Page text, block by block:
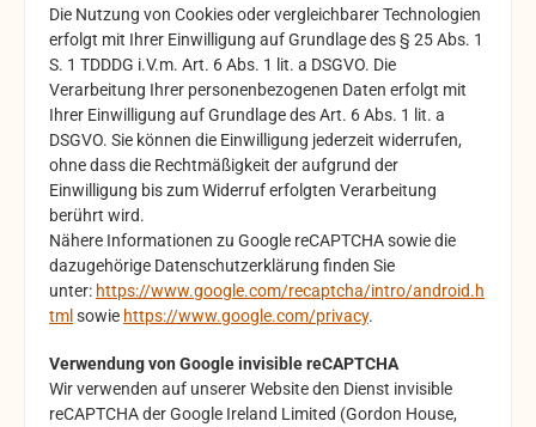
Die Nutzung von Cookies oder vergleichbarer Technologien
erfolgt mit Ihrer Einwilligung auf Grundlage des § 25 Abs. 1
S. 1 TDDDG i.V.m. Art. 6 Abs. 1 lit. a DSGVO. Die
Verarbeitung Ihrer personenbezogenen Daten erfolgt mit
Ihrer Einwilligung auf Grundlage des Art. 6 Abs. 1 lit. a
DSGVO. Sie können die Einwilligung jederzeit widerrufen,
ohne dass die Rechtmäßigkeit der aufgrund der
Einwilligung bis zum Widerruf erfolgten Verarbeitung
berührt wird.
Nähere Informationen zu Google reCAPTCHA sowie die
dazugehörige Datenschutzerklärung finden Sie
unter: https://www.google.com/recaptcha/intro/android.h
tmlsowie https://www.google.com/privacy.
Verwendung von Google invisible reCAPTCHA
Wir verwenden auf unserer Website den Dienst invisible
reCAPTCHA der Google Ireland Limited (Gordon House,